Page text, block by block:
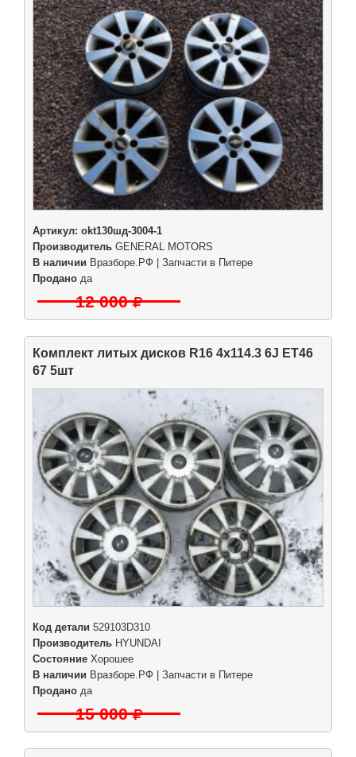
Артикул: okt130шд-3004-1
Производитель GENERAL MOTORS
В наличии Вразборе.РФ | Запчасти в Питере
Продано да
12 000
Комплект литых дисков R16 4x114.3 6J ET46
67 5шт
Код детали 529103D310
Производитель HYUNDAI
Состояние Хорошее
В наличии Вразборе.РФ | Запчасти в Питере
Продано да
15 000